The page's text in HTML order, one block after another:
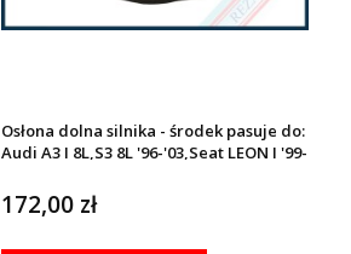
Osłona dolna silnika - środek pasuje do:
Audi A3 I 8L,S3 8L '96-'03,Seat LEON I '99-
'96-'10,Volkswagen BORA '98-'05,GOLF IV
'97-'06,NEW BEETLE '97-'05
172,00 zł